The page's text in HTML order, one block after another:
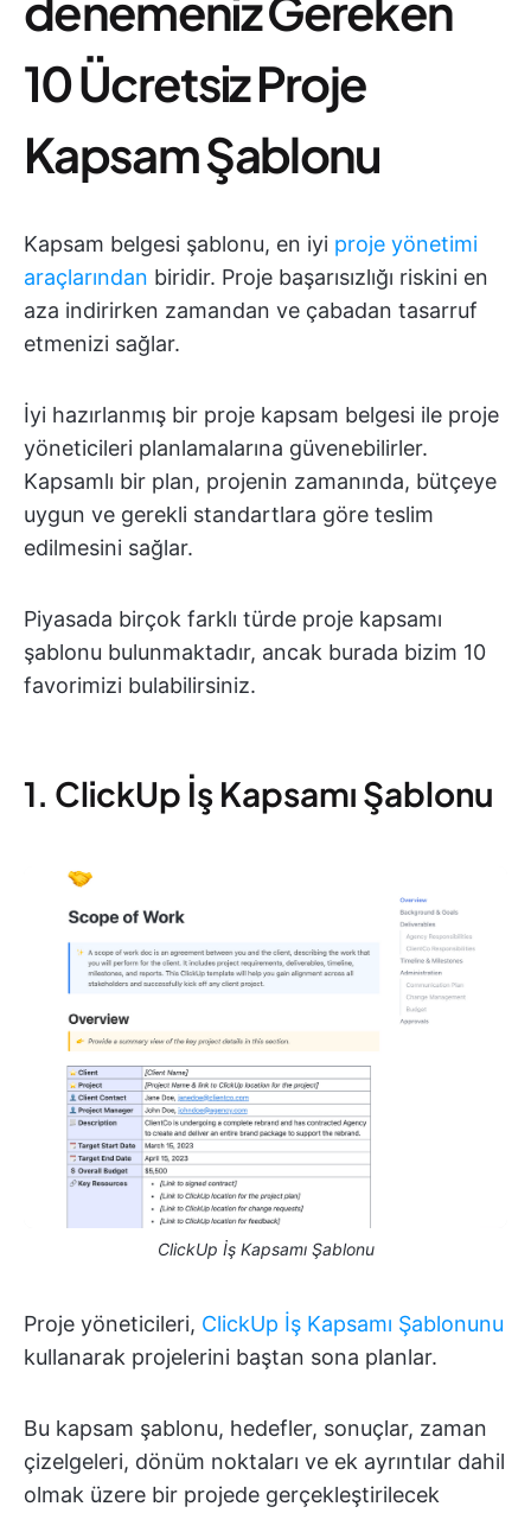
10 Ücretsiz Proje
Kapsam Şablonu
Kapsam belgesi şablonu, en iyi proje yönetimi
araçlarından biridir. Proje başarısızlığı riskini en
aza indirirken zamandan ve çabadan tasarruf
etmenizi sağlar.
İyi hazırlanmış bir proje kapsam belgesi ile proje
yöneticileri planlamalarına güvenebilirler.
Kapsamlı bir plan, projenin zamanında, bütçeye
uygun ve gerekli standartlara göre teslim
edilmesini sağlar.
Piyasada birçok farklı türde proje kapsamı
şablonu bulunmaktadır, ancak burada bizim 10
favorimizi bulabilirsiniz.
1. ClickUp İş Kapsamı Şablonu
ClickUp İş Kapsamı Şablonu
Proje yöneticileri, ClickUp İş Kapsamı Şablonunu
kullanarak projelerini baştan sona planlar.
Bu kapsam şablonu, hedefler, sonuçlar, zaman
çizelgeleri, dönüm noktaları ve ek ayrıntılar dahil
olmak üzere bir projede gerçekleştirilecek